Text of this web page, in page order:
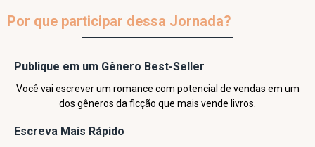
Por que participar dessa Jornada?
Publique em um Gênero Best-Seller
Você vai escrever um romance com potencial de vendas em um
dos gêneros da ficção que mais vende livros.
Escreva Mais Rápido